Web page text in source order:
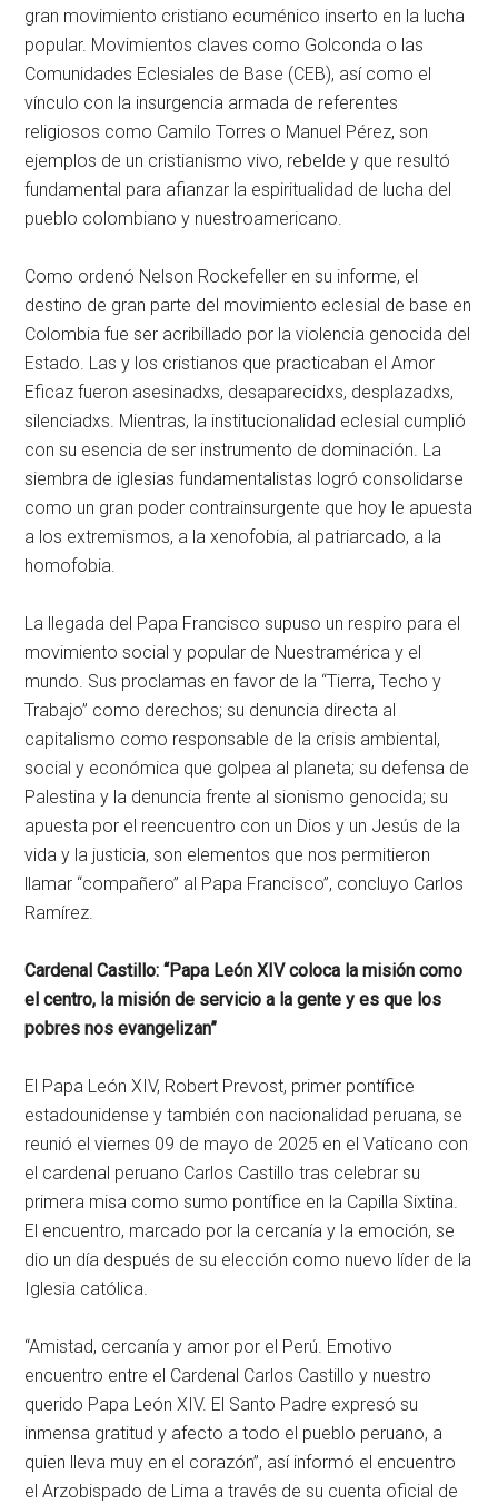
gran movimiento cristiano ecuménico inserto en la lucha
popular. Movimientos claves como Golconda o las
Comunidades Eclesiales de Base (CEB), así como el
vínculo con la insurgencia armada de referentes
religiosos como Camilo Torres o Manuel Pérez, son
ejemplos de un cristianismo vivo, rebelde y que resultó
fundamental para afianzar la espiritualidad de lucha del
pueblo colombiano y nuestroamericano.
Como ordenó Nelson Rockefeller en su informe, el
destino de gran parte del movimiento eclesial de base en
Colombia fue ser acribillado por la violencia genocida del
Estado. Las y los cristianos que practicaban el Amor
Eficaz fueron asesinadxs, desaparecidxs, desplazadxs,
silenciadxs. Mientras, la institucionalidad eclesial cumplió
con su esencia de ser instrumento de dominación. La
siembra de iglesias fundamentalistas logró consolidarse
como un gran poder contrainsurgente que hoy le apuesta
a los extremismos, a la xenofobia, al patriarcado, a la
homofobia.
La llegada del Papa Francisco supuso un respiro para el
movimiento social y popular de Nuestramérica y el
mundo. Sus proclamas en favor de la “Tierra, Techo y
Trabajo” como derechos; su denuncia directa al
capitalismo como responsable de la crisis ambiental,
social y económica que golpea al planeta; su defensa de
Palestina y la denuncia frente al sionismo genocida; su
apuesta por el reencuentro con un Dios y un Jesús de la
vida y la justicia, son elementos que nos permitieron
llamar “compañero” al Papa Francisco”, concluyo Carlos
Ramírez.
Cardenal Castillo: “Papa León XIV coloca la misión como
el centro, la misión de servicio a la gente y es que los
pobres nos evangelizan”
El Papa León XIV, Robert Prevost, primer pontífice
estadounidense y también con nacionalidad peruana, se
reunió el viernes 09 de mayo de 2025 en el Vaticano con
el cardenal peruano Carlos Castillo tras celebrar su
primera misa como sumo pontífice en la Capilla Sixtina.
El encuentro, marcado por la cercanía y la emoción, se
dio un día después de su elección como nuevo líder de la
Iglesia católica.
“Amistad, cercanía y amor por el Perú. Emotivo
encuentro entre el Cardenal Carlos Castillo y nuestro
querido Papa León XIV. El Santo Padre expresó su
inmensa gratitud y afecto a todo el pueblo peruano, a
quien lleva muy en el corazón”, así informó el encuentro
el Arzobispado de Lima a través de su cuenta oficial de